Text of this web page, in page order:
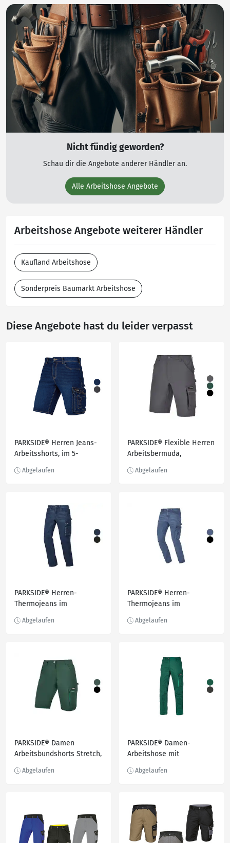
Nicht fündig geworden?
Schau dir die Angebote anderer Händler an.
Alle Arbeitshose Angebote
Arbeitshose Angebote weiterer Händler
Kaufland Arbeitshose
Sonderpreis Baumarkt Arbeitshose
Diese Angebote hast du leider verpasst
PARKSIDE® Herren Jeans-
Arbeitsshorts, im 5-
PARKSIDE® Flexible Herren
Arbeitsbermuda,
PARKSIDE® Herren-
Thermojeans im
Baumwolle
PARKSIDE® Herren-
Thermojeans im
PARKSIDE® Damen
Arbeitsbundshorts Stretch,
PARKSIDE® Damen-
Arbeitshose mit